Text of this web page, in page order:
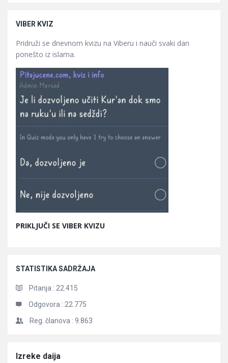
VIBER KVIZ
Pridruži se dnevnom kvizu na Viberu i nauči svaki dan
ponešto iz islama.
PRIKLJUČI SE VIBER KVIZU
STATISTIKA SADRŽAJA
Pitanja : 22.415
Odgovora : 22.775
Reg. članova : 9.863
Članci
Izreke daija